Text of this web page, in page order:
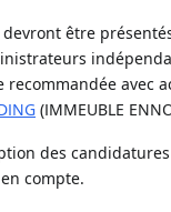
devront être
avec
(IMMEUBLE
des
compte.